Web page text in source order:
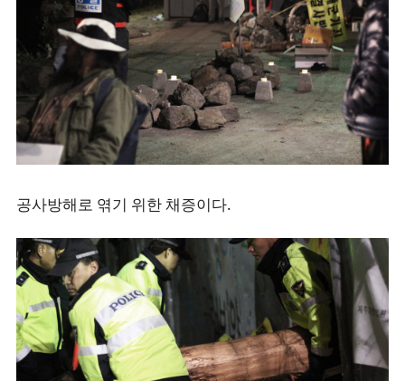
공사방해로 엮기 위한 채증이다.